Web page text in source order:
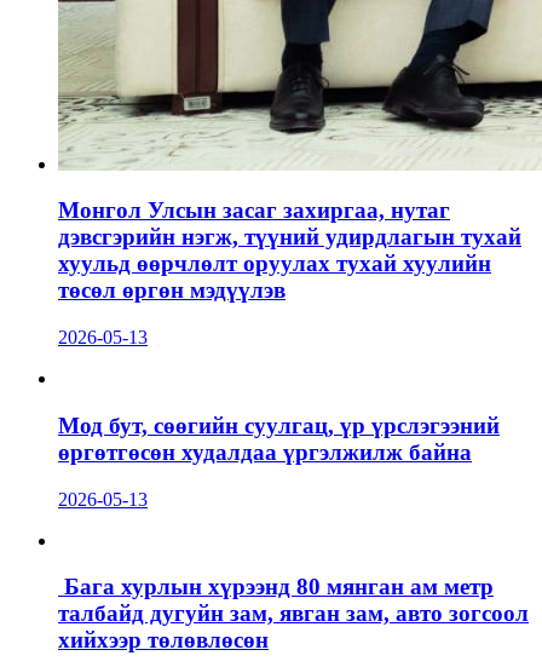
Монгол Улсын засаг захиргаа, нутаг
дэвсгэрийн нэгж, түүний удирдлагын тухай
хуульд өөрчлөлт оруулах тухай хуулийн
төсөл өргөн мэдүүлэв
2026-05-13
Мод бут, сөөгийн суулгац, үр үрслэгээний
өргөтгөсөн худалдаа үргэлжилж байна
2026-05-13
Бага хурлын хүрээнд 80 мянган ам метр
талбайд дугуйн зам, явган зам, авто зогсоол
хийхээр төлөвлөсөн